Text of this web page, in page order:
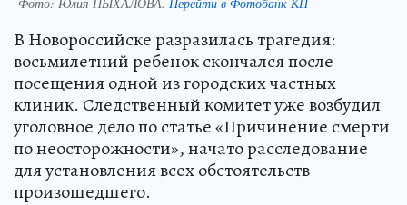
В Новороссийске разразилась трагедия:
восьмилетний ребенок скончался после
посещения одной из городских частных
клиник. Следственный комитет уже возбудил
уголовное дело по статье «Причинение смерти
по неосторожности», начато расследование
для установления всех обстоятельств
произошедшего.